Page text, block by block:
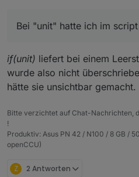
funktioniert.
führte aber nicht
Unterdrückung
Muss ich das dann
oder?
Vielen Dank für
alle Konbinationen
Bei "unit" hatte ich im
if(unit) liefert bei einem
wurde also nicht
hätte sie unsichtbar gemacht.
Bitte verzichtet auf Chat-Nachrichten,
!
Produktiv: Asus PN 42 / N100 / 8 GB /
openCCU)
Z 2 Antworten